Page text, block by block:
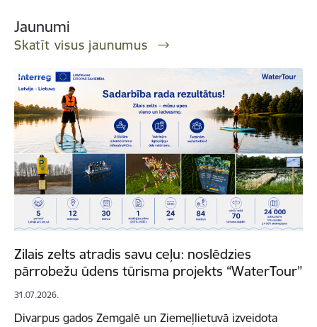
Jaunumi
Skatīt visus jaunumus
Zilais zelts atradis savu ceļu: noslēdzies
pārrobežu ūdens tūrisma projekts “WaterTour”
31.07.2026.
Divarpus gados Zemgalē un Ziemeļlietuvā izveidota